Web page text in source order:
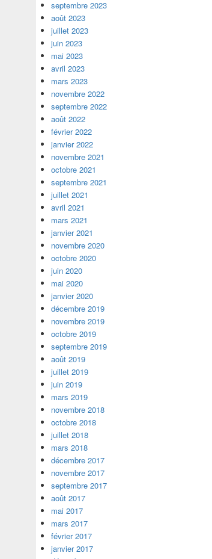
septembre 2023
août 2023
juillet 2023
juin 2023
mai 2023
avril 2023
mars 2023
novembre 2022
septembre 2022
août 2022
février 2022
janvier 2022
novembre 2021
octobre 2021
septembre 2021
juillet 2021
avril 2021
mars 2021
janvier 2021
novembre 2020
octobre 2020
juin 2020
mai 2020
janvier 2020
décembre 2019
novembre 2019
octobre 2019
septembre 2019
août 2019
juillet 2019
juin 2019
mars 2019
novembre 2018
octobre 2018
juillet 2018
mars 2018
décembre 2017
novembre 2017
septembre 2017
août 2017
mai 2017
mars 2017
février 2017
janvier 2017